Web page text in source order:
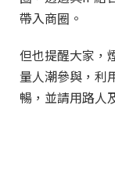
帶入商圈。
但也提醒大家，
量人潮參與，利
暢，並請用路人